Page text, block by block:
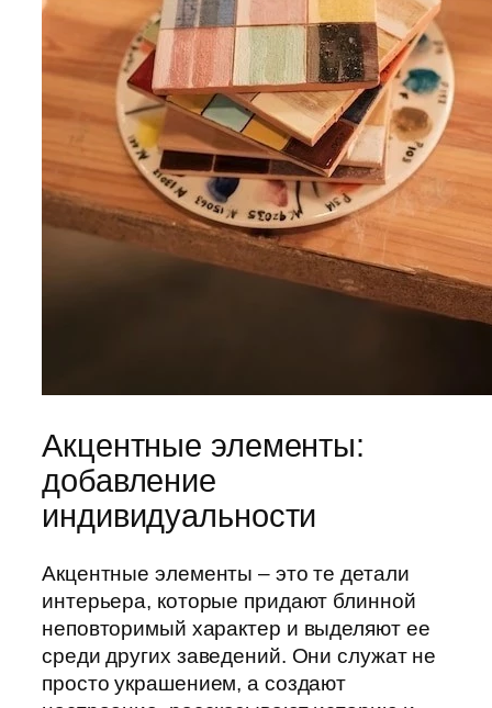
Акцентные элементы:
добавление
индивидуальности
Акцентные элементы – это те детали
интерьера, которые придают блинной
неповторимый характер и выделяют ее
среди других заведений. Они служат не
просто украшением, а создают